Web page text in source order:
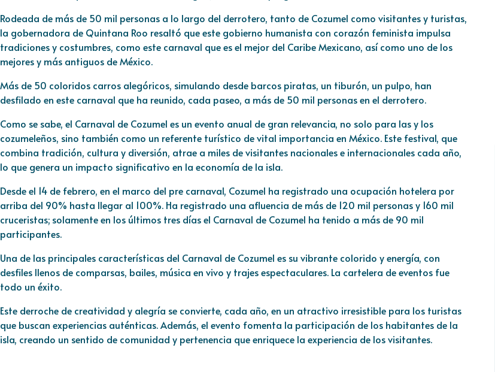
Rodeada de más de 50 mil personas a lo largo del derrotero, tanto de Cozumel como visitantes y turistas,
la gobernadora de Quintana Roo resaltó que este gobierno humanista con corazón feminista impulsa
tradiciones y costumbres, como este carnaval que es el mejor del Caribe Mexicano, así como uno de los
mejores y más antiguos de México.
Más de 50 coloridos carros alegóricos, simulando desde barcos piratas, un tiburón, un pulpo, han
desfilado en este carnaval que ha reunido, cada paseo, a más de 50 mil personas en el derrotero.
Como se sabe, el Carnaval de Cozumel es un evento anual de gran relevancia, no solo para las y los
cozumeleños, sino también como un referente turístico de vital importancia en México. Este festival, que
combina tradición, cultura y diversión, atrae a miles de visitantes nacionales e internacionales cada año,
lo que genera un impacto significativo en la economía de la isla.
Desde el 14 de febrero, en el marco del pre carnaval, Cozumel ha registrado una ocupación hotelera por
arriba del 90% hasta llegar al 100%. Ha registrado una afluencia de más de 120 mil personas y 160 mil
cruceristas; solamente en los últimos tres días el Carnaval de Cozumel ha tenido a más de 90 mil
participantes.
Una de las principales características del Carnaval de Cozumel es su vibrante colorido y energía, con
desfiles llenos de comparsas, bailes, música en vivo y trajes espectaculares. La cartelera de eventos fue
todo un éxito.
Este derroche de creatividad y alegría se convierte, cada año, en un atractivo irresistible para los turistas
que buscan experiencias auténticas. Además, el evento fomenta la participación de los habitantes de la
isla, creando un sentido de comunidad y pertenencia que enriquece la experiencia de los visitantes.